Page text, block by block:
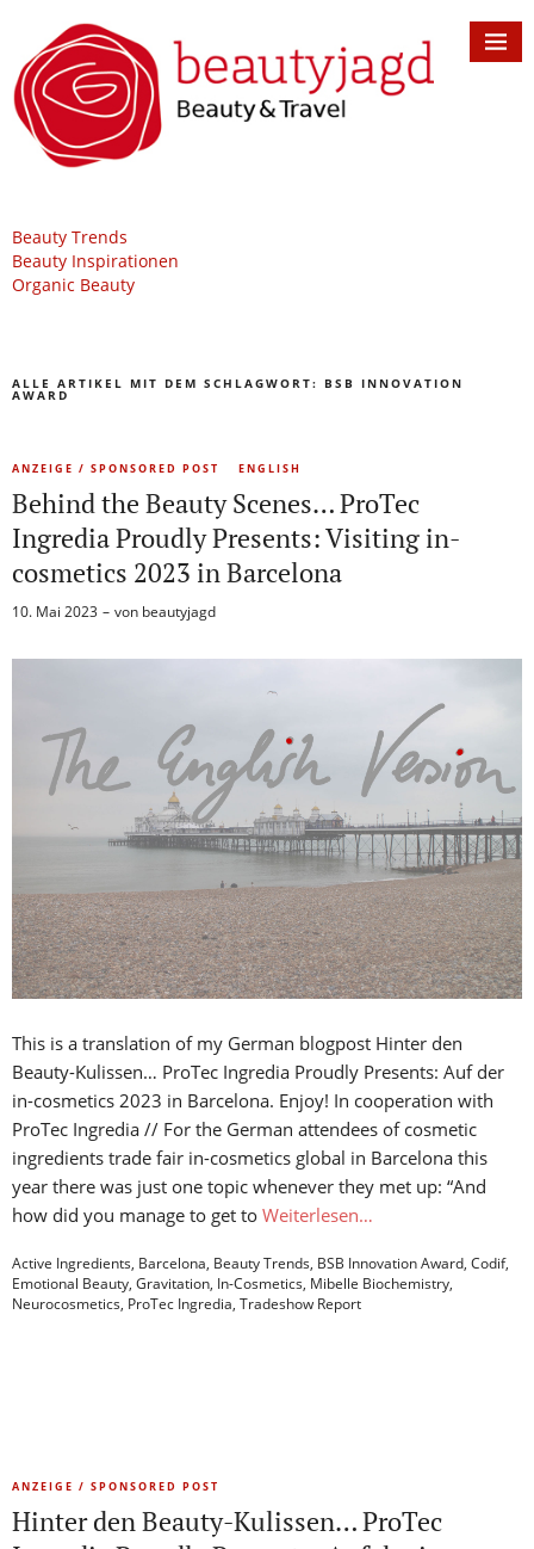
Beauty Trends
Beauty Inspirationen
Organic Beauty
ALLE ARTIKEL MIT DEM SCHLAGWORT: BSB INNOVATION
AWARD
ANZEIGE / SPONSORED POST ENGLISH
Behind the Beauty Scenes… ProTec
Ingredia Proudly Presents: Visiting in-
cosmetics 2023 in Barcelona
10. Mai 2023 von beautyjagd
This is a translation of my German blogpost Hinter den
Beauty-Kulissen… ProTec Ingredia Proudly Presents: Auf der
in-cosmetics 2023 in Barcelona. Enjoy! In cooperation with
ProTec Ingredia // For the German attendees of cosmetic
ingredients trade fair in-cosmetics global in Barcelona this
year there was just one topic whenever they met up: “And
how did you manage to get to Weiterlesen…
Active Ingredients, Barcelona, Beauty Trends, BSB Innovation Award, Codif,
Emotional Beauty, Gravitation, In-Cosmetics, Mibelle Biochemistry,
Neurocosmetics, ProTec Ingredia, Tradeshow Report
ANZEIGE / SPONSORED POST
Hinter den Beauty-Kulissen… ProTec